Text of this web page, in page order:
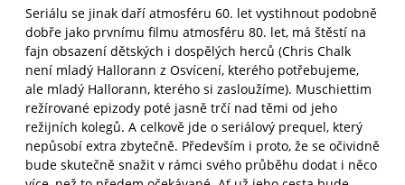
Seriálu se jinak daří atmosféru 60. let vystihnout podobně
dobře jako prvnímu filmu atmosféru 80. let, má štěstí na
fajn obsazení dětských i dospělých herců (Chris Chalk
není mladý Hallorann z Osvícení, kterého potřebujeme,
ale mladý Hallorann, kterého si zasloužíme). Muschiettim
režírované epizody poté jasně trčí nad těmi od jeho
režijních kolegů. A celkově jde o seriálový prequel, který
nepůsobí extra zbytečně. Především i proto, že se očividně
bude skutečně snažit v rámci svého průběhu dodat i něco